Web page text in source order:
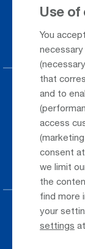
Use of
You
that
and to
access
consent
we limit
the
find more
your
settings
Webcam
Car Rental
Parking at
Public
Taxi &
Jobs &
Press